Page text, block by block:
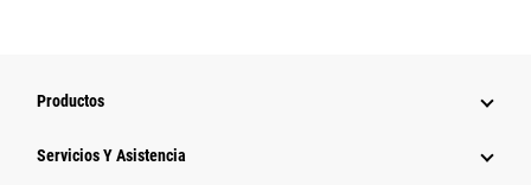
Productos
Servicios Y Asistencia